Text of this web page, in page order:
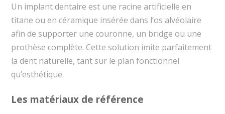
Un implant dentaire est une racine artificielle en
titane ou en céramique insérée dans l’os alvéolaire
afin de supporter une couronne, un bridge ou une
prothèse complète. Cette solution imite parfaitement
la dent naturelle, tant sur le plan fonctionnel
qu’esthétique.
Les matériaux de référence